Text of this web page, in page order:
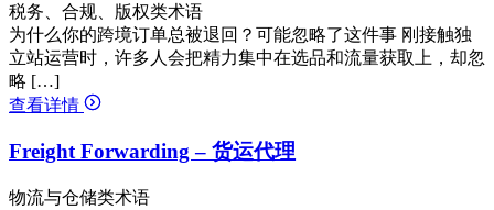
税务、合规、版权类术语
为什么你的跨境订单总被退回？可能忽略了这件事 刚接触独
立站运营时，许多人会把精力集中在选品和流量获取上，却忽
略 […]
查看详情
Freight Forwarding – 货运代理
物流与仓储类术语